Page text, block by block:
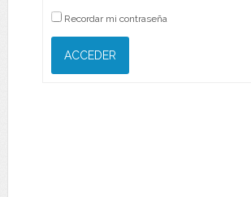
Recordar mi contraseña
ACCEDER